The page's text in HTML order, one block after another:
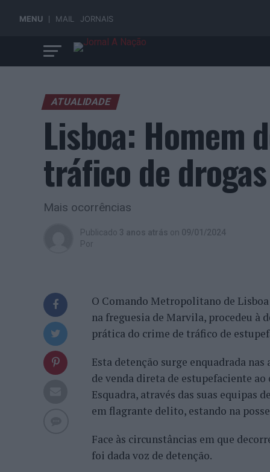
MENU MAIL JORNAIS
ATUALIDADE
Lisboa: Homem
tráfico de drogas
Mais ocorrências
Publicado 3 anos atrás on 09/01/2024
Por
O Comando Metropolitano de
na freguesia de Marvila, procedeu à
prática do crime de tráfico de
Esta detenção surge enquadrada
de venda direta de estupefaciente
Esquadra, através das suas equipas
em flagrante delito, estando na
Face às circunstâncias em que
foi dada voz de detenção.